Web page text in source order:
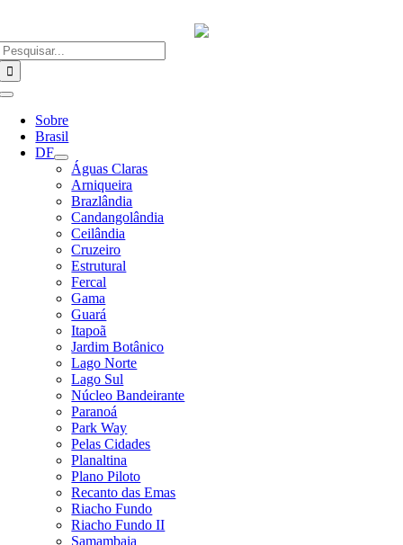
o
conteúdo
Alternar
Navegação
Sobre
Brasil
DF
Águas Claras
Arniqueira
Brazlândia
Candangolândia
Ceilândia
Cruzeiro
Estrutural
Fercal
Gama
Guará
Itapoã
Jardim Botânico
Lago Norte
Lago Sul
Núcleo Bandeirante
Paranoá
Park Way
Pelas Cidades
Planaltina
Plano Piloto
Recanto das Emas
Riacho Fundo
Riacho Fundo II
Samambaia